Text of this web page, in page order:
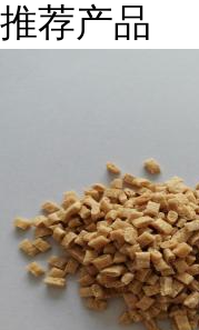
推荐产品